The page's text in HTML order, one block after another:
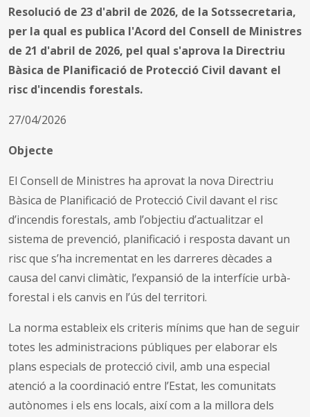
Resolució de 23 d'abril de 2026, de la Sotssecretaria,
per la qual es publica l'Acord del Consell de Ministres
de 21 d'abril de 2026, pel qual s'aprova la Directriu
Bàsica de Planificació de Protecció Civil davant el
risc d'incendis forestals.
27/04/2026
Objecte
El Consell de Ministres ha aprovat la nova Directriu
Bàsica de Planificació de Protecció Civil davant el risc
d’incendis forestals, amb l’objectiu d’actualitzar el
sistema de prevenció, planificació i resposta davant un
risc que s’ha incrementat en les darreres dècades a
causa del canvi climàtic, l’expansió de la interfície urbà-
forestal i els canvis en l’ús del territori.
La norma estableix els criteris mínims que han de seguir
totes les administracions públiques per elaborar els
plans especials de protecció civil, amb una especial
atenció a la coordinació entre l’Estat, les comunitats
autònomes i els ens locals, així com a la millora dels